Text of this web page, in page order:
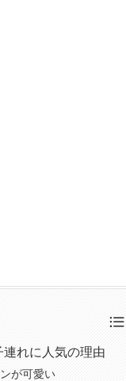
れに人気の理由
が可愛い